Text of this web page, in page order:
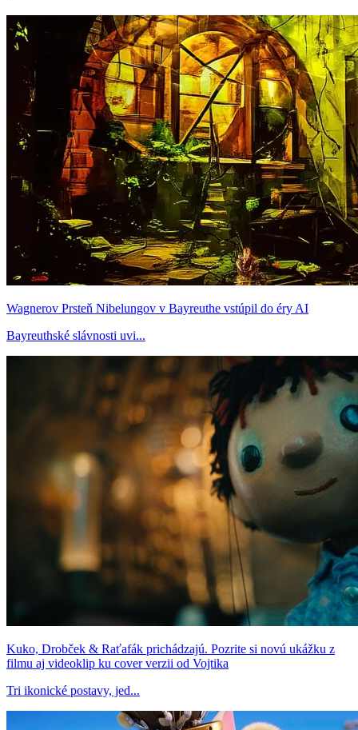
Wagnerov Prsteň Nibelungov v Bayreuthe vstúpil do éry AI
Bayreuthské slávnosti uvi...
Kuko, Drobček & Raťafák prichádzajú. Pozrite si novú ukážku z
filmu aj videoklip ku cover verzii od Vojtika
Tri ikonické postavy, jed...